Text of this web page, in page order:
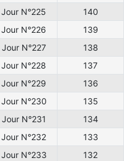
Jour N°225
140
Jour N°226
139
Jour N°227
138
Jour N°228
137
Jour N°229
136
Jour N°230
135
Jour N°231
134
Jour N°232
133
Jour N°233
132